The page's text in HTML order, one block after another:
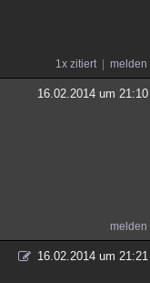
1x zitiert melden
16.02.2014 um 21:10
melden
16.02.2014 um 21:21